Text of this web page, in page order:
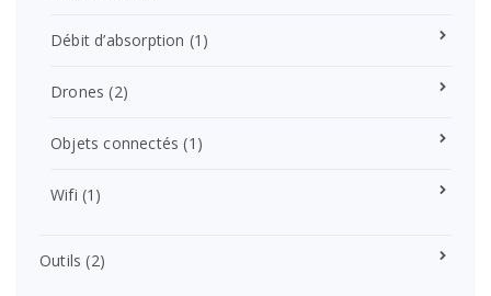
Débit d’absorption (1)
Drones (2)
Objets connectés (1)
Wifi (1)
Outils (2)